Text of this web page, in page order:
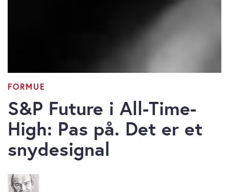
FORMUE
S&P Future i All-Time-
High: Pas på. Det er et
snydesignal